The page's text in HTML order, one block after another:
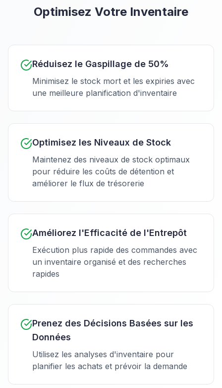
Optimisez Votre Inventaire
Réduisez le Gaspillage de 50%
Minimisez le stock mort et les expiries avec
une meilleure planification d'inventaire
Optimisez les Niveaux de Stock
Maintenez des niveaux de stock optimaux
pour réduire les coûts de détention et
améliorer le flux de trésorerie
Améliorez l'Efficacité de l'Entrepôt
Exécution plus rapide des commandes avec
un inventaire organisé et des recherches
rapides
Prenez des Décisions Basées sur les
Données
Utilisez les analyses d'inventaire pour
planifier les achats et prévoir la demande